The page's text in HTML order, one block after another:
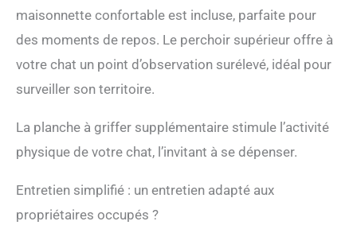
sains et sûrs tout en
aidant à aiguiser les
griffes du chat, évitant
ainsi d'endommager vos
l'expérience de griffage et
à grimper jusqu'à la
rembourré doux et
maisonnette confortable est incluse, parfaite pour
des moments de repos. Le perchoir supérieur offre à
votre chat un point d’observation surélevé, idéal pour
surveiller son territoire.
La planche à griffer supplémentaire stimule l’activité
physique de votre chat, l’invitant à se dépenser.
Entretien simplifié : un entretien adapté aux
propriétaires occupés ?